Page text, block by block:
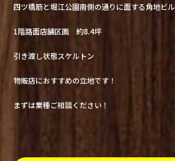
四ツ橋筋と堀江公園南側の通りに面する角地ビル
1階路面店舗区画 約8.4坪
引き渡し状態スケルトン
物販店におすすめの立地です！
まずは業種ご相談ください！